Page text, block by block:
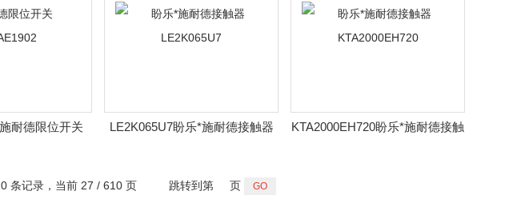
耐德限位开关
LE2K065U7盼乐*施耐德接触器
KTA2000EH720盼乐*施耐德接触
条记录，当前 27 / 610 页 跳转到第 页